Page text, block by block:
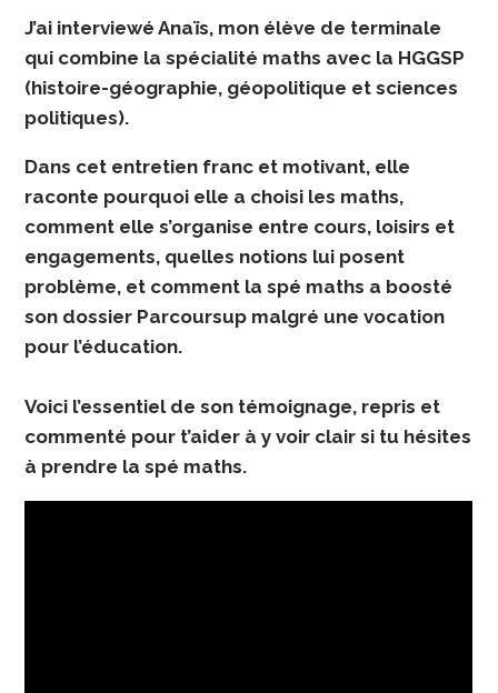
J’ai interviewé Anaïs, mon élève de terminale
qui combine la spécialité maths avec la HGGSP
(histoire-géographie, géopolitique et sciences
politiques).
Dans cet entretien franc et motivant, elle
raconte pourquoi elle a choisi les maths,
comment elle s’organise entre cours, loisirs et
engagements, quelles notions lui posent
problème, et comment la spé maths a boosté
son dossier Parcoursup malgré une vocation
pour l’éducation.
Voici l’essentiel de son témoignage, repris et
commenté pour t’aider à y voir clair si tu hésites
à prendre la spé maths.